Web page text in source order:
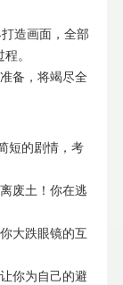
造画面，全部
。
备，将竭尽全
短的剧情，考
废土！你在逃
大跌眼镜的互
你为自己的避